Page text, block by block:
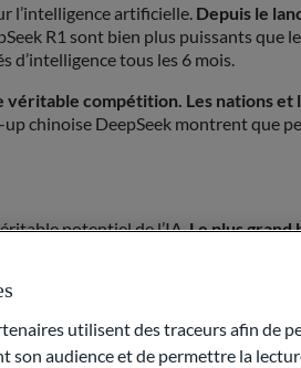
l’intelligence artificielle. Depuis le
R1 sont bien plus puissants
d’intelligence tous les 6 mois.
véritable compétition. Les nations
chinoise DeepSeek montrent que
potentiel de l’IA.Le plus grand
les nouveaux modèles, eux,
ère, où l’IA n’est plus
Nous assistons au remplacement du
utilisent des traceurs afin de
son audience et de permettre la